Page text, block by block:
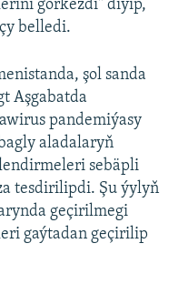
görkezdi" diýip,
belledi.
şol sanda
Aşgabatda
pandemiýasy
aladalaryň
sebäpli
tesdirilipdi. Şu ýylyň
geçirilmegi
gaýtadan geçirilip